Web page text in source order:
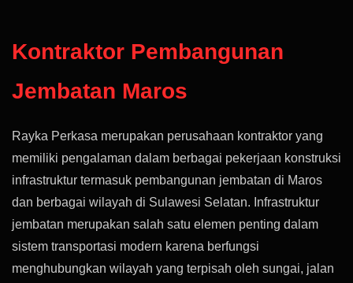
Kontraktor Pembangunan
Jembatan Maros
Rayka Perkasa merupakan perusahaan kontraktor yang
memiliki pengalaman dalam berbagai pekerjaan konstruksi
infrastruktur termasuk pembangunan jembatan di Maros
dan berbagai wilayah di Sulawesi Selatan. Infrastruktur
jembatan merupakan salah satu elemen penting dalam
sistem transportasi modern karena berfungsi
menghubungkan wilayah yang terpisah oleh sungai, jalan